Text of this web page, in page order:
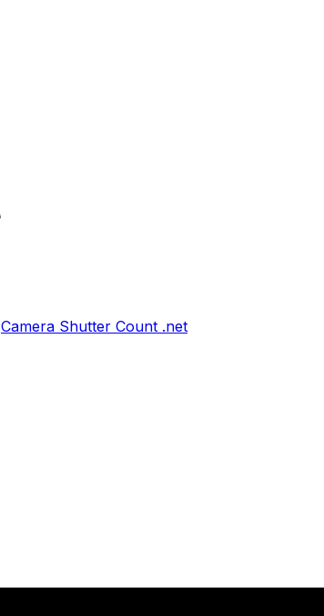
Camera Shutter Count .net